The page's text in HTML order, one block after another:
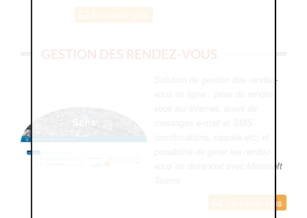
GESTION DES RENDEZ-VOUS
Solution de gestion des rendez-
vous en distanciel avec Microsoft
En savoir plus